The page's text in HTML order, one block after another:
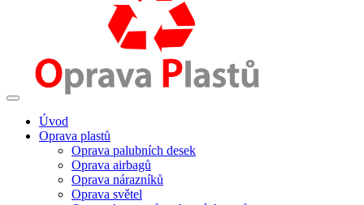
Úvod
Oprava plastů
Oprava palubních desek
Oprava airbagů
Oprava nárazníků
Oprava světel